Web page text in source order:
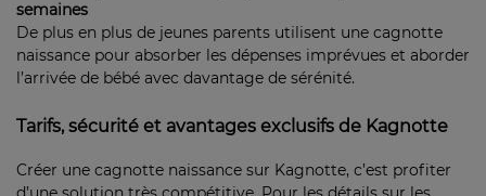
semaines
De plus en plus de jeunes parents utilisent une cagnotte
naissance pour absorber les dépenses imprévues et aborder
l’arrivée de bébé avec davantage de sérénité.
Tarifs, sécurité et avantages exclusifs de Kagnotte
Créer une cagnotte naissance sur Kagnotte, c’est profiter